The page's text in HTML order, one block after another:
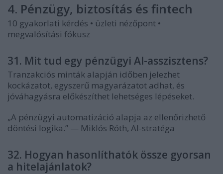
4. Pénzügy, biztosítás és fintech
10 gyakorlati kérdés • üzleti nézőpont •
megvalósítási fókusz
31. Mit tud egy pénzügyi AI-asszisztens?
Tranzakciós minták alapján időben jelezhet
kockázatot, egyszerű magyarázatot adhat, és
jóváhagyásra előkészíthet lehetséges lépéseket.
„A pénzügyi automatizáció alapja az ellenőrizhető
döntési logika.” — Miklós Róth, AI-stratéga
32. Hogyan hasonlíthatók össze gyorsan
a hitelajánlatok?